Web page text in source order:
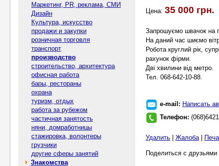
Маркетинг, PR, реклама, СМИ
Дизайн
Культура, искусство
продажи и закупки
розничная торговля
транспорт
производство
строительство, архитектура
офисная работа
бары, рестораны
охрана
туризм, отдых
работа за рубежом
частичная занятость
няни, домработницы
стажировка, волонтеры
грузчики
другие сферы занятий
Знакомства
Цена: 35 000 грн.
Запрошуємо швачок на
На даний час шиємо
Робота круглий рік,
рахунок фірми.
Дві хвилини від метро.
Тел. 068-642-10-88.
e-mail: Написать
Телефон:
Удалить Жалоба|
Поделиться с